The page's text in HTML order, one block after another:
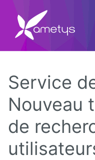
Ametys v4
Licence
Manuel
utilisateur
Service
Nouveau
de